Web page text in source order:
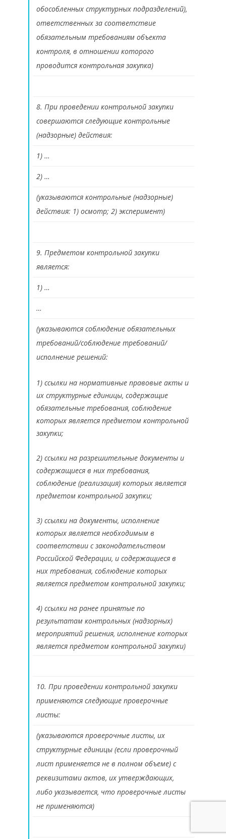
обособленных структурных подразделений),
ответственных за соответствие
обязательным требованиям объекта
контроля, в отношении которого
проводится контрольная закупка)
8. При проведении контрольной закупки
совершаются следующие контрольные
(надзорные) действия:
1) …
2) …
(указываются контрольные (надзорные)
действия: 1) осмотр; 2) эксперимент)
9. Предметом контрольной закупки
является:
1) …
…
(указываются соблюдение обязательных
требований/соблюдение требований/
исполнение решений:
1) ссылки на нормативные правовые акты и
их структурные единицы, содержащие
обязательные требования, соблюдение
которых является предметом контрольной
закупки;
2) ссылки на разрешительные документы и
содержащиеся в них требования,
соблюдение (реализация) которых является
предметом контрольной закупки;
3) ссылки на документы, исполнение
которых является необходимым в
соответствии с законодательством
Российской Федерации, и содержащиеся в
них требования, соблюдение которых
является предметом контрольной закупки;
4) ссылки на ранее принятые по
результатам контрольных (надзорных)
мероприятий решения, исполнение которых
является предметом контрольной закупки)
10. При проведении контрольной закупки
применяются следующие проверочные
листы:
(указываются проверочные листы, их
структурные единицы (если проверочный
лист применяется не в полном объеме) с
реквизитами актов, их утверждающих,
либо указывается, что проверочные листы
не применяются)